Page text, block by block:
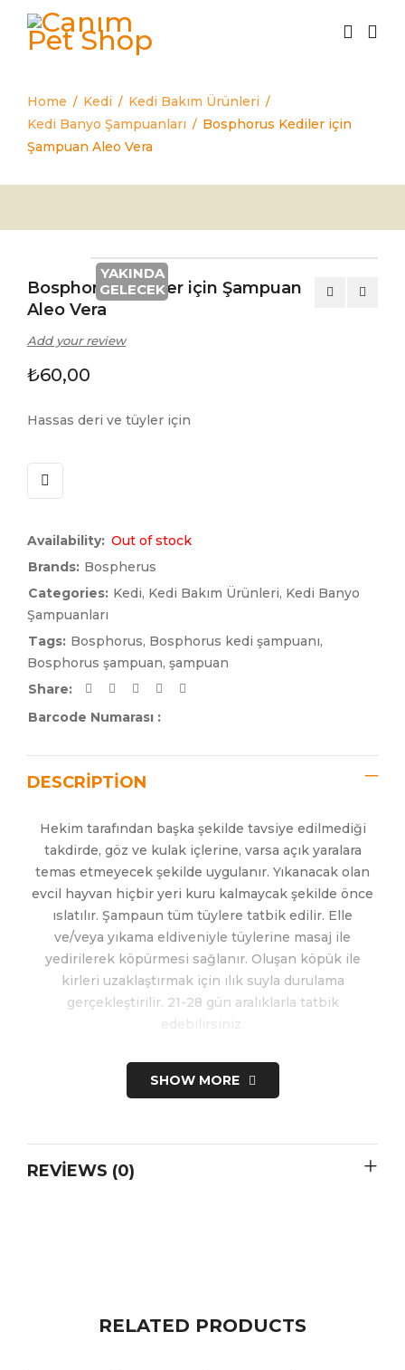
Home / Kedi / Kedi Bakım Ürünleri /
Kedi Banyo Şampuanları / Bosphorus Kediler için
Şampuan Aleo Vera
YAKINDA
GELECEK
Bosphorus Kediler için Şampuan
Aleo Vera
Add your review
₺60,00
Hassas deri ve tüyler için
Availability: Out of stock
Brands: Bospherus
Categories: Kedi, Kedi Bakım Ürünleri, Kedi Banyo
Şampuanları
Tags: Bosphorus, Bosphorus kedi şampuanı,
Bosphorus şampuan, şampuan
Share:
Barcode Numarası :
DESCRIPTION
Hekim tarafından başka şekilde tavsiye edilmediği
takdirde, göz ve kulak içlerine, varsa açık yaralara
temas etmeyecek şekilde uygulanır. Yıkanacak olan
evcil hayvan hiçbir yeri kuru kalmaycak şekilde önce
ıslatılır. Şampaun tüm tüylere tatbik edilir. Elle
ve/veya yıkama eldiveniyle tüylerine masaj ile
yedirilerek köpürmesi sağlanır. Oluşan köpük ile
kirleri uzaklaştırmak için ılık suyla durulama
gerçekleştirilir. 21-28 gün aralıklarla tatbik
edebilirsiniz.
SHOW MORE
REVIEWS (0)
RELATED PRODUCTS